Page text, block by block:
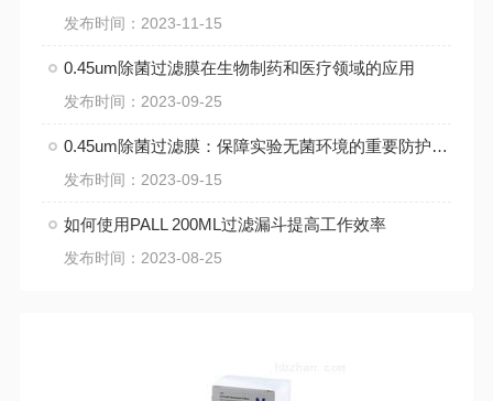
发布时间：2023-11-15
0.45um除菌过滤膜在生物制药和医疗领域的应用
发布时间：2023-09-25
0.45um除菌过滤膜：保障实验无菌环境的重要防护屏障
发布时间：2023-09-15
如何使用PALL 200ML过滤漏斗提高工作效率
发布时间：2023-08-25